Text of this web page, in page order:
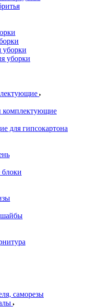
уборки
уборки
комплектующие
для гипсокартона
шайбы
саморезы